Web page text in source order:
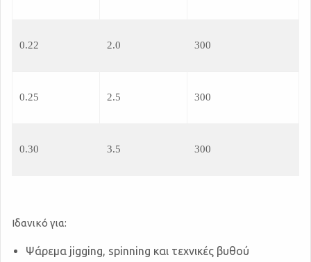
0.22 2.0 300
0.25 2.5 300
0.30 3.5 300
Ιδανικό για:
Ψάρεμα jigging, spinning και τεχνικές βυθού